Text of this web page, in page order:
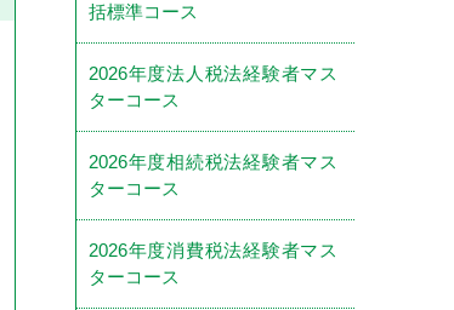
括標準コース
2026年度法人税法経験者マス
ターコース
2026年度相続税法経験者マス
ターコース
2026年度消費税法経験者マス
ターコース